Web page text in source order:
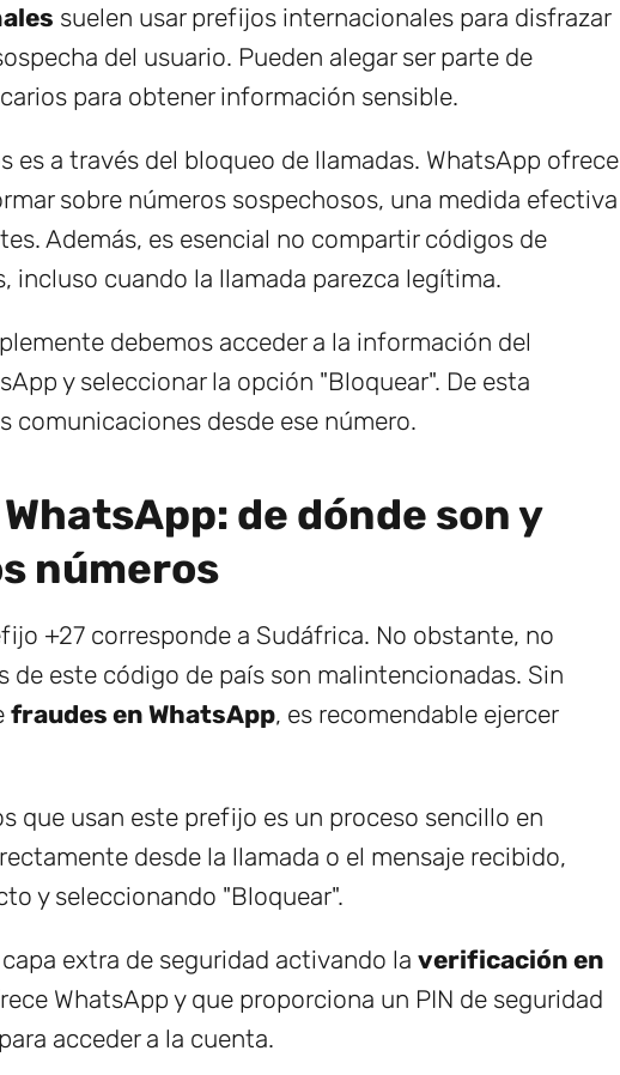
suelen usar prefijos internacionales para disfrazar
del usuario. Pueden alegar ser parte de
para obtener información sensible.
es a través del bloqueo de llamadas. WhatsApp ofrece
sobre números sospechosos, una medida efectiva
Además, es esencial no compartir códigos de
incluso cuando la llamada parezca legítima.
debemos acceder a la información del
y seleccionar la opción "Bloquear". De esta
comunicaciones desde ese número.
de dónde son y
números
+27 corresponde a Sudáfrica. No obstante, no
de este código de país son malintencionadas. Sin
fraudes en WhatsApp, es recomendable ejercer
que usan este prefijo es un proceso sencillo en
desde la llamada o el mensaje recibido,
y seleccionando "Bloquear".
extra de seguridad activando la verificación en
WhatsApp y que proporciona un PIN de seguridad
acceder a la cuenta.